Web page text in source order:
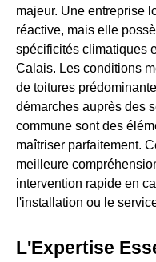
majeur. Une entreprise
réactive, mais elle
spécificités climatiques
Calais. Les conditions
de toitures
démarches auprès des
commune sont des
maîtriser parfaitement.
meilleure
intervention rapide en
l'installation ou le
L'Expertise